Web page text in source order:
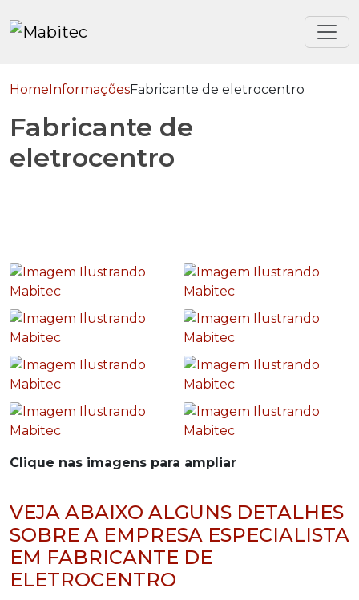
HomeInformaçõesFabricante de eletrocentro
Fabricante de
eletrocentro
Clique nas imagens para ampliar
VEJA ABAIXO ALGUNS DETALHES
SOBRE A EMPRESA ESPECIALISTA
EM FABRICANTE DE
ELETROCENTRO